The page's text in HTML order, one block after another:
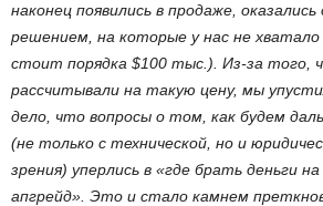
наконец появились в продаже, оказались
решением, на которые у нас не
стоит порядка $100 тыс.). Из-за того,
рассчитывали на такую цену, мы
дело, что вопросы о том, как будем
(не только с технической, но и
зрения) уперлись в «где брать деньги
апгрейд». Это и стало камнем